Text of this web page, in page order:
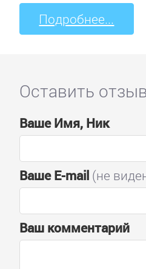
Подробнее...
Оставить отзыв
Ваше Имя, Ник
Ваше E-mail(не
Ваш комментарий